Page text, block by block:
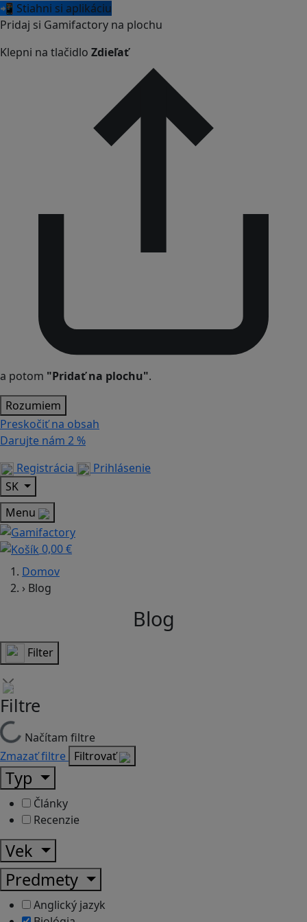
📲 Stiahni si aplikáciu
Pridaj si Gamifactory na plochu
Klepni na tlačidlo Zdieľať
a potom "Pridať na plochu".
Rozumiem
Preskočiť na obsah
Darujte nám 2 %
Registrácia
Prihlásenie
SK
Menu
0,00 €
Domov
› Blog
Blog
Filter
Filtre
Načítam filtre
Zmazať filtre Filtrovať
Typ
Články
Recenzie
Vek
Predmety
Anglický jazyk